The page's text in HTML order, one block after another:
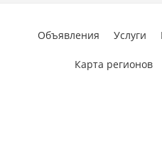
Объявления Услуги
Карта регионов